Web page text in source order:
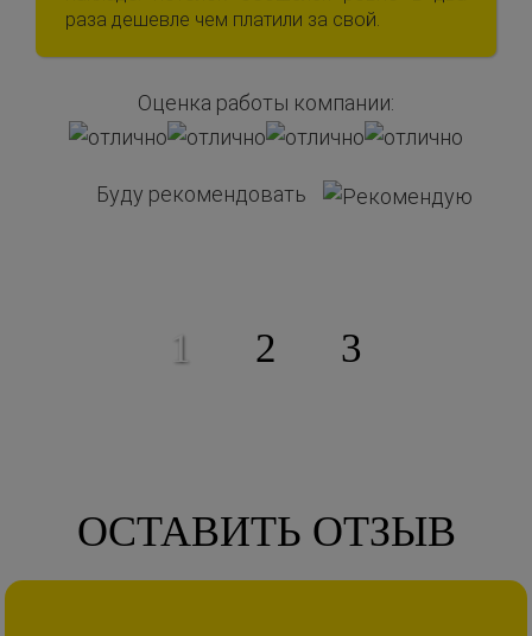
раза дешевле чем платили за свой.
Оценка работы компании:
Буду рекомендовать
1 2 3
ОСТАВИТЬ ОТЗЫВ